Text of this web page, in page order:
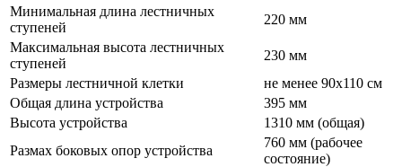
Минимальная длина лестничных
ступеней
220 мм
Максимальная высота лестничных
ступеней
230 мм
Размеры лестничной клетки
не менее 90х110 см
Общая длина устройства
395 мм
Высота устройства
1310 мм (общая)
Размах боковых опор устройства
760 мм (рабочее
состояние)